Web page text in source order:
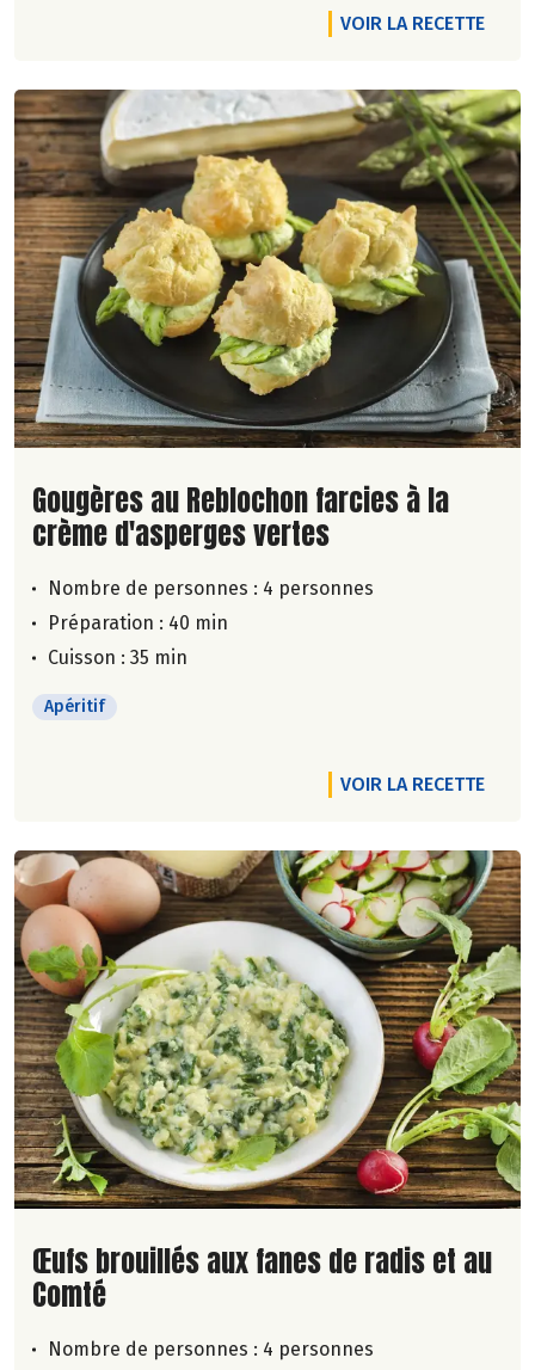
VOIR LA RECETTE
Lire la suite de la recette
Gougères au Reblochon farcies à la
crème d'asperges vertes
Nombre de personnes : 4 personnes
Préparation : 40 min
Cuisson : 35 min
Apéritif
VOIR LA RECETTE
Lire la suite de la recette
Œufs brouillés aux fanes de radis et au
Comté
Nombre de personnes : 4 personnes